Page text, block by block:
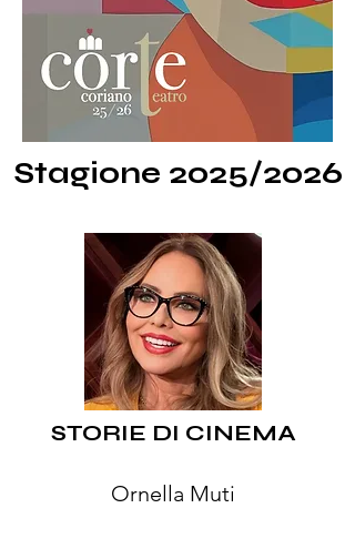
Stagione 2025/2026
STORIE DI CINEMA
Ornella Muti